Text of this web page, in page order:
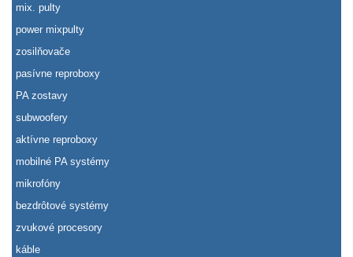
mix. pulty
power mixpulty
zosilňovače
pasívne reproboxy
PA zostavy
subwoofery
aktívne reproboxy
mobilné PA systémy
mikrofóny
bezdrôtové systémy
zvukové procesory
káble